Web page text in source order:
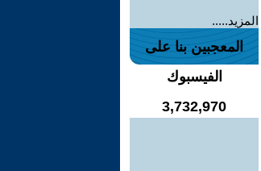
المزيد.....
المعجبين بنا على
الفيسبوك
3,732,970